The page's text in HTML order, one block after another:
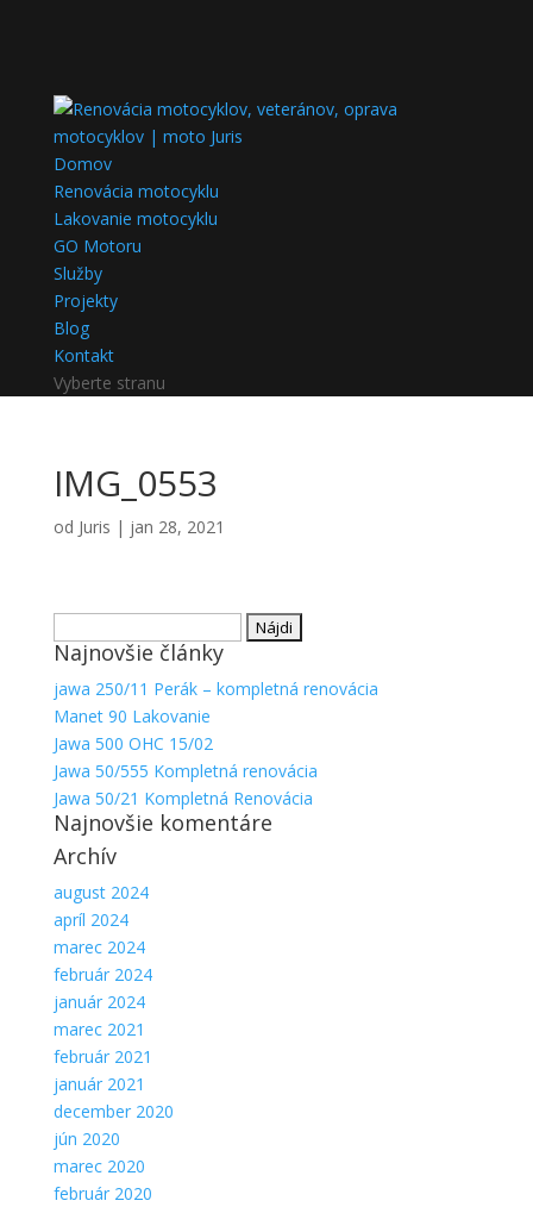
Domov
Renovácia motocyklu
Lakovanie motocyklu
GO Motoru
Služby
Projekty
Blog
Kontakt
Vyberte stranu
IMG_0553
od Juris | jan 28, 2021
Najnovšie články
jawa 250/11 Perák – kompletná renovácia
Manet 90 Lakovanie
Jawa 500 OHC 15/02
Jawa 50/555 Kompletná renovácia
Jawa 50/21 Kompletná Renovácia
Najnovšie komentáre
Archív
august 2024
apríl 2024
marec 2024
február 2024
január 2024
marec 2021
február 2021
január 2021
december 2020
jún 2020
marec 2020
február 2020
Nevyhnutné
Tieto súbory
cookie nie
sú voliteľné.
Sú potrebné
fungovanie
webovej
stránky.
Štatistiky
Aby sme
mohli
zlepšiť
funkčnosť
štruktúru